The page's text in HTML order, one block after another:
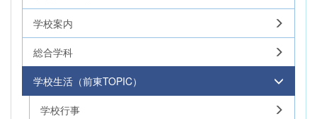
学校案内
総合学科
学校生活（前東TOPIC）
学校行事